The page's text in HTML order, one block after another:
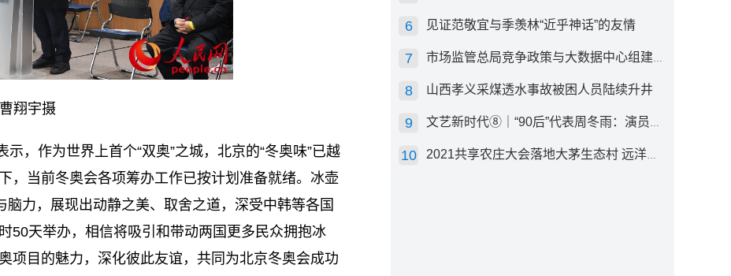
翔宇摄
，作为世界上首个“双奥”之城，北京的“冬奥味”已越
，当前冬奥会各项筹办工作已按计划准备就绪。冰壶
脑力，展现出动静之美、取舍之道，深受中韩等各国
50天举办，相信将吸引和带动两国更多民众拥抱冰
项目的魅力，深化彼此友谊，共同为北京冬奥会成功
见证范敬宜与季羡林“近乎神话”的友情
市场监管总局竞争政策与大数据中心组建成立
山西孝义采煤透水事故被困人员陆续升井
文艺新时代⑧｜“90后”代表周冬雨：演员心里有底，得靠体验生活
2021共享农庄大会落地大茅生态村 远洋集团打造“乡村振兴”样板